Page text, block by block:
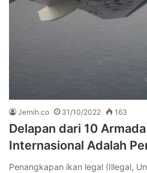
Jernih.co 31/10/2022 163
Delapan dari 10
Internasional Adalah
Penangkapan ikan legal (Illegal,